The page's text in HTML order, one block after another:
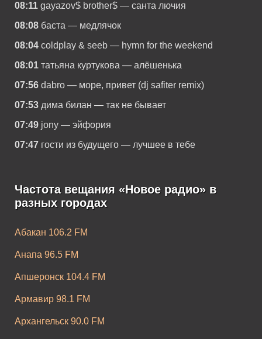
08:11 gayazov$ brother$ — санта лючия
08:08 баста — медлячок
08:04 coldplay & seeb — hymn for the weekend
08:01 татьяна куртукова — алёшенька
07:56 dabro — море, привет (dj safiter remix)
07:53 дима билан — так не бывает
07:49 jony — эйфория
07:47 гости из будущего — лучшее в тебе
Частота вещания «Новое радио» в
разных городах
Абакан 106.2 FM
Анапа 96.5 FM
Апшеронск 104.4 FM
Армавир 98.1 FM
Архангельск 90.0 FM